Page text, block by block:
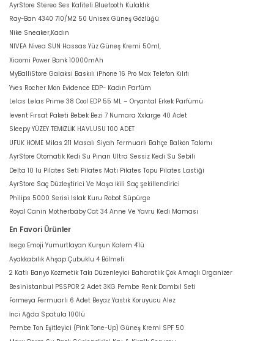
AyrStore Stereo Ses Kaliteli Bluetooth Kulaklık
Ray-Ban 4340 710/M2 50 Unisex Güneş Gözlüğü
Nike Sneaker,Kadın
NIVEA Nivea SUN Hassas Yüz Güneş Kremi 50ml,
Xiaomi Power Bank 10000mAh
MyBalliStore Galaksi Baskılı iPhone 16 Pro Max Telefon Kılıfı
Yves Rocher Mon Evidence EDP- Kadın Parfüm
Lelas Lelas Prime 38 Cool EDP 55 ML – Oryantal Erkek Parfümü
levent Fırsat Paketi Bebek Bezi 7 Numara Xxlarge 40 Adet
Sleepy YÜZEY TEMİZLİK HAVLUSU 100 ADET
UFUK HOME Milas 211 Masalı Siyah Fermuarlı Bahçe Balkon Takımı
AyrStore Otomatik Kedi Su Pınarı Ultra Sessiz Kedi Su Sebili
Delta 10 lu Pilates Seti Pilates Matı Pilates Topu Pilates Lastiği
AyrStore Saç Düzleştirici Ve Maşa İkili Saç Şekillendirici
Philips 5000 Serisi Islak Kuru Robot Süpürge
Royal Canin Motherbaby Cat 34 Anne Ve Yavru Kedi Maması
En Favori Ürünler
İsego Emoji Yumurtlayan Kurşun Kalem 4'lü
Ayakkabılık Ahşap Çubuklu 4 Bölmeli
2 Katlı Banyo Kozmetik Takı Düzenleyici Baharatlık Çok Amaçlı Organizer
Besinistanbul PSSPOR 2 Adet 3KG Pembe Renk Dambıl Seti
Formeya Fermuarlı 6 Adet Beyaz Yastık Koruyucu Alez
İnci Ağda Spatula 100lü
Pembe Ton Eşitleyici (Pink Tone-Up) Güneş Kremi SPF 50